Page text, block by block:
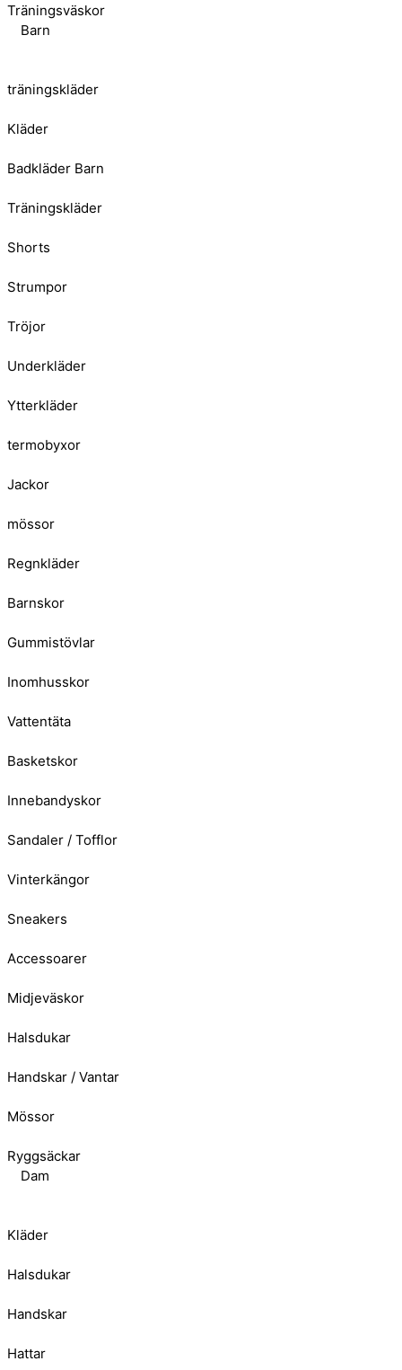
Träningsväskor
Barn
träningskläder
Kläder
Badkläder Barn
Träningskläder
Shorts
Strumpor
Tröjor
Underkläder
Ytterkläder
termobyxor
Jackor
mössor
Regnkläder
Barnskor
Gummistövlar
Inomhusskor
Vattentäta
Basketskor
Innebandyskor
Sandaler / Tofflor
Vinterkängor
Sneakers
Accessoarer
Midjeväskor
Halsdukar
Handskar / Vantar
Mössor
Ryggsäckar
Dam
Kläder
Halsdukar
Handskar
Hattar